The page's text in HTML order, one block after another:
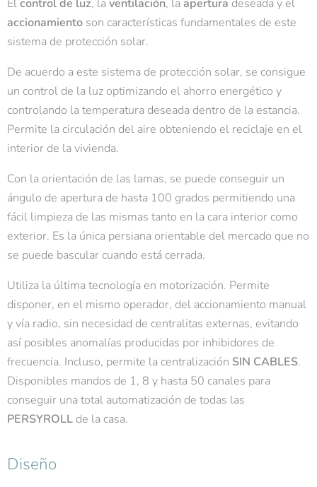
Elcontrol de luz, la ventilación, la apertura deseada y el
accionamiento son características fundamentales de este
sistema de protección solar.
De acuerdo a este sistema de protección solar, se consigue
un control de la luz optimizando el ahorro energético y
controlando la temperatura deseada dentro de la estancia.
Permite la circulación del aire obteniendo el reciclaje en el
interior de la vivienda.
Con la orientación de las lamas, se puede conseguir un
ángulo de apertura de hasta 100 grados permitiendo una
fácil limpieza de las mismas tanto en la cara interior como
exterior. Es la única persiana orientable del mercado que no
se puede bascular cuando está cerrada.
Utiliza la última tecnología en motorización. Permite
disponer, en el mismo operador, del accionamiento manual
y vía radio, sin necesidad de centralitas externas, evitando
así posibles anomalías producidas por inhibidores de
frecuencia. Incluso, permite la centralización SIN CABLES.
Disponibles mandos de 1, 8 y hasta 50 canales para
conseguir una total automatización de todas las
PERSYROLL de la casa.
Diseño